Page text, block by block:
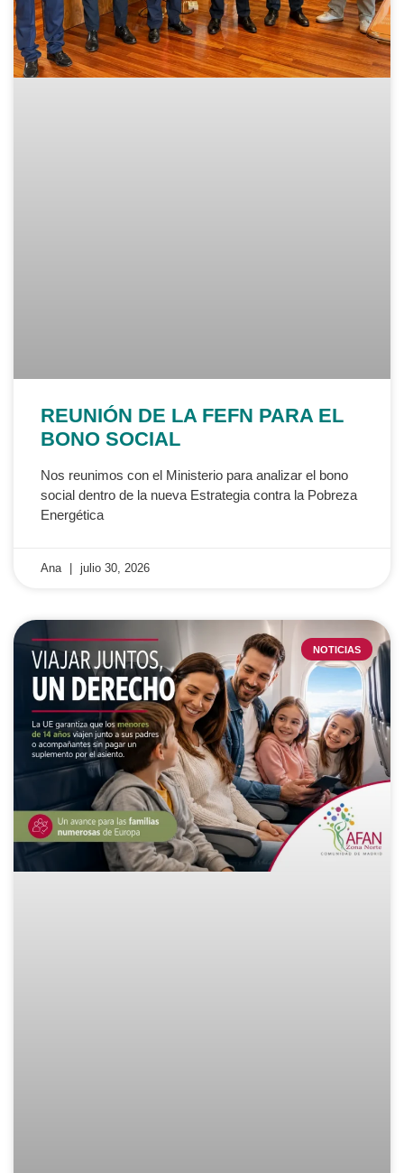
REUNIÓN DE LA FEFN PARA EL
BONO SOCIAL
Nos reunimos con el Ministerio para analizar el bono
social dentro de la nueva Estrategia contra la Pobreza
Energética
Ana julio 30, 2026
NOTICIAS